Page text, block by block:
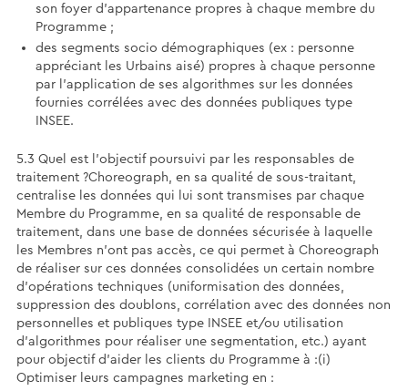
son foyer d’appartenance propres à chaque membre du
Programme ;
des segments socio démographiques (ex : personne
appréciant les Urbains aisé) propres à chaque personne
par l’application de ses algorithmes sur les données
fournies corrélées avec des données publiques type
INSEE.
5.3 Quel est l’objectif poursuivi par les responsables de
traitement ?Choreograph, en sa qualité de sous-traitant,
centralise les données qui lui sont transmises par chaque
Membre du Programme, en sa qualité de responsable de
traitement, dans une base de données sécurisée à laquelle
les Membres n’ont pas accès, ce qui permet à Choreograph
de réaliser sur ces données consolidées un certain nombre
d’opérations techniques (uniformisation des données,
suppression des doublons, corrélation avec des données non
personnelles et publiques type INSEE et/ou utilisation
d’algorithmes pour réaliser une segmentation, etc.) ayant
pour objectif d’aider les clients du Programme à :(i)
Optimiser leurs campagnes marketing en :